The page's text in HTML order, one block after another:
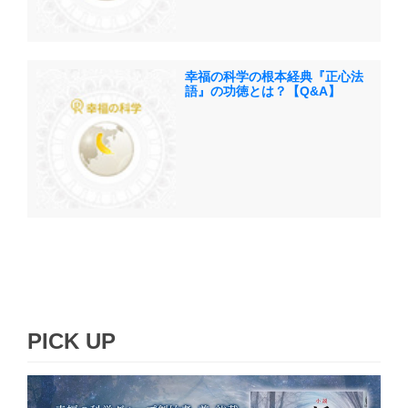
幸福の科学の根本経典『正心法
語』の功徳とは？【Q&A】
PICK UP